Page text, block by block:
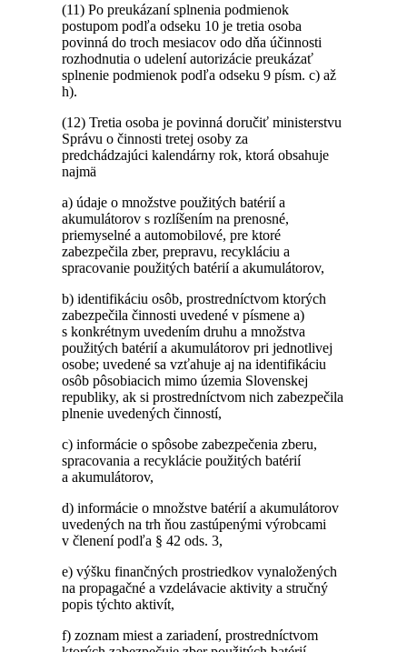
(11) Po preukázaní splnenia podmienok
postupom podľa odseku 10 je tretia osoba
povinná do troch mesiacov odo dňa účinnosti
rozhodnutia o udelení autorizácie preukázať
splnenie podmienok podľa odseku 9 písm. c) až
h).
(12) Tretia osoba je povinná doručiť ministerstvu
Správu o činnosti tretej osoby za
predchádzajúci kalendárny rok, ktorá obsahuje
najmä
a) údaje o množstve použitých batérií a
akumulátorov s rozlíšením na prenosné,
priemyselné a automobilové, pre ktoré
zabezpečila zber, prepravu, recykláciu a
spracovanie použitých batérií a akumulátorov,
b) identifikáciu osôb, prostredníctvom ktorých
zabezpečila činnosti uvedené v písmene a)
s konkrétnym uvedením druhu a množstva
použitých batérií a akumulátorov pri jednotlivej
osobe; uvedené sa vzťahuje aj na identifikáciu
osôb pôsobiacich mimo územia Slovenskej
republiky, ak si prostredníctvom nich zabezpečila
plnenie uvedených činností,
c) informácie o spôsobe zabezpečenia zberu,
spracovania a recyklácie použitých batérií
a akumulátorov,
d) informácie o množstve batérií a akumulátorov
uvedených na trh ňou zastúpenými výrobcami
v členení podľa § 42 ods. 3,
e) výšku finančných prostriedkov vynaložených
na propagačné a vzdelávacie aktivity a stručný
popis týchto aktivít,
f) zoznam miest a zariadení, prostredníctvom